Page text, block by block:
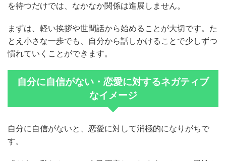
を待つだけでは、なかなか関係は進展しません。
まずは、軽い挨拶や世間話から始めることが大切です。た
とえ小さな一歩でも、自分から話しかけることで少しずつ
慣れていくことができます。
自分に自信がない・恋愛に対するネガティブ
なイメージ
自分に自信がないと、恋愛に対して消極的になりがちで
す。